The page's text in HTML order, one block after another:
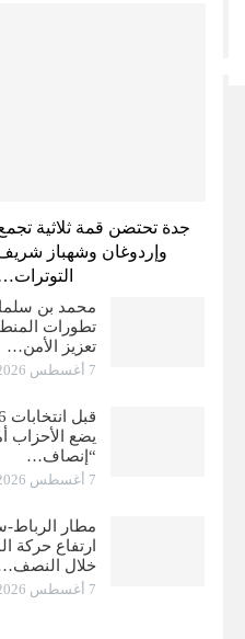
جدة تحتضن قمة ثلاثية
وإردوغان وشهباز
محمد بن
تطورات
تعزيز الأمن…
7 أغسطس 2026
يضع الأحزاب
“إنصاف…
7 أغسطس 2026
مطار الرباط-
خلال
7 أغسطس 2026